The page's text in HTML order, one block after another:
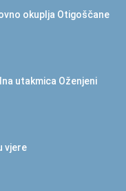
okuplja Otigoščane
utakmica Oženjeni
vjere